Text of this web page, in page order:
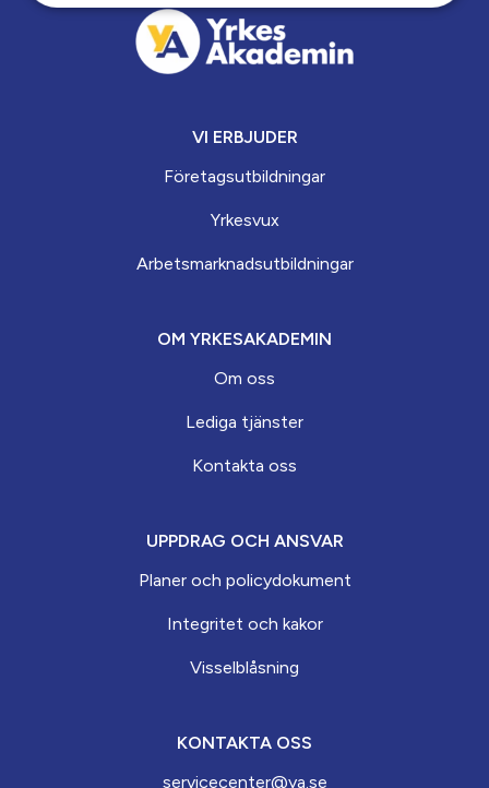
VI ERBJUDER
Företagsutbildningar
Yrkesvux
Arbets­marknads­­utbildningar
OM YRKESAKADEMIN
Om oss
Lediga tjänster
Kontakta oss
UPPDRAG OCH ANSVAR
Planer och policydokument
Integritet och kakor
Visselblåsning
KONTAKTA OSS
servicecenter@ya.se